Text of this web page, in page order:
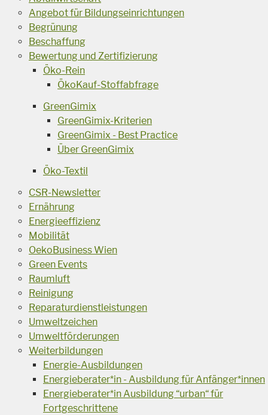
Angebot für Bildungseinrichtungen
Begrünung
Beschaffung
Bewertung und Zertifizierung
Öko-Rein
ÖkoKauf-Stoffabfrage
GreenGimix
GreenGimix-Kriterien
GreenGimix - Best Practice
Über GreenGimix
Öko-Textil
CSR-Newsletter
Ernährung
Energieeffizienz
Mobilität
OekoBusiness Wien
Green Events
Raumluft
Reinigung
Reparaturdienstleistungen
Umweltzeichen
Umweltförderungen
Weiterbildungen
Energie-Ausbildungen
Energieberater*in - Ausbildung für Anfänger*innen
Energieberater*in Ausbildung “urban“ für
Fortgeschrittene